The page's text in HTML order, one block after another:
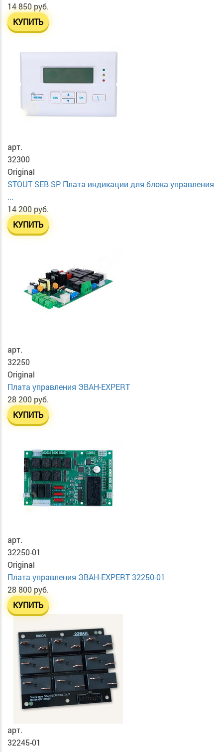
14 850 руб.
КУПИТЬ
арт.
32300
Original
STOUT SEB SP Плата индикации для блока управления
...
14 200 руб.
КУПИТЬ
арт.
32250
Original
Плата управления ЭВАН-EXPERT
28 200 руб.
КУПИТЬ
арт.
32250-01
Original
Плата управления ЭВАН-EXPERT 32250-01
28 800 руб.
КУПИТЬ
арт.
32245-01